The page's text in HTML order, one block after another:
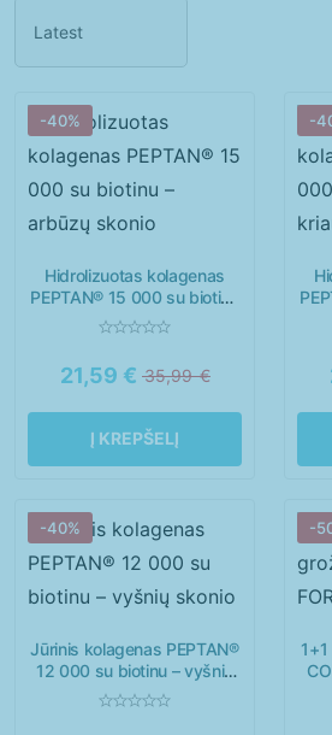
Moterims
Nagams Nervų
Širdžiai
Moterys Paaugliai
Senjorai
-40%
Hidrolizuotas kolagenas
PEPTAN® 15 000 su biotinu
– arbūzų skonio
35,99€
21,59 €
Į KREPŠELĮ
-
-40%
Jūrinis kolagenas PEPTAN®
12 000 su biotinu – vyšnių
skonio
-